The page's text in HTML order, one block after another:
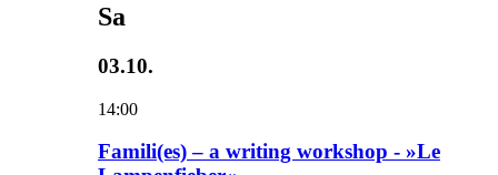
Sa
03.10.
14:00
Famili(es) – a writing workshop - »Le